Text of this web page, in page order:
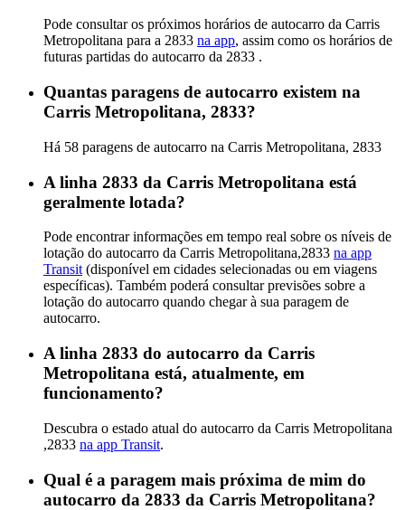
Pode consultar os próximos horários de autocarro da Carris
Metropolitana para a 2833 na app, assim como os horários de
futuras partidas do autocarro da 2833 .
Quantas paragens de autocarro existem na
Carris Metropolitana, 2833?
Há 58 paragens de autocarro na Carris Metropolitana, 2833
A linha 2833 da Carris Metropolitana está
geralmente lotada?
Pode encontrar informações em tempo real sobre os níveis de
lotação do autocarro da Carris Metropolitana,2833 na app
Transit (disponível em cidades selecionadas ou em viagens
específicas). Também poderá consultar previsões sobre a
lotação do autocarro quando chegar à sua paragem de
autocarro.
A linha 2833 do autocarro da Carris
Metropolitana está, atualmente, em
funcionamento?
Descubra o estado atual do autocarro da Carris Metropolitana
,2833 na app Transit.
Qual é a paragem mais próxima de mim do
autocarro da 2833 da Carris Metropolitana?